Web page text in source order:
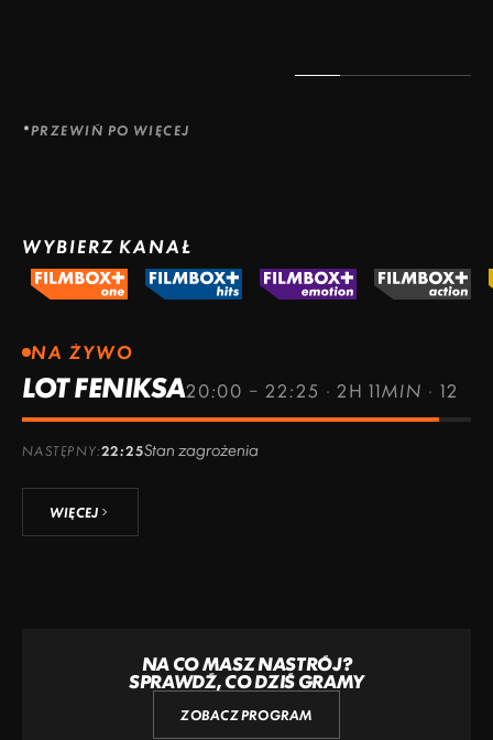
PRZEWIŃ PO WIĘCEJ
WYBIERZ KANAŁ
NA ŻYWO
LOT FENIKSA20:00 – 22:25 ·2H 11MIN · 12
NASTĘPNY:22:25Stan zagrożenia
WIĘCEJ
NA CO MASZ NASTRÓJ?
SPRAWDŹ, CO DZIŚ GRAMY
ZOBACZ PROGRAM